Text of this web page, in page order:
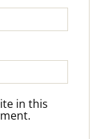
in this